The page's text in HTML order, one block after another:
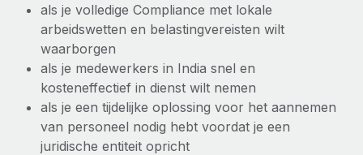
Het blijft de missie van Remote om alle soorten bedrijven
te helpen bij het aannemen, beheren en...
Meer informatie
Hoe Phiture 55 werknemers in 19 landen
beheert met Remote
als je volledige Compliance met lokale
arbeidswetten en belastingvereisten wilt
waarborgen
als je medewerkers in India snel en
kosteneffectief in dienst wilt nemen
als je een tijdelijke oplossing voor het aannemen
van personeel nodig hebt voordat je een
juridische entiteit opricht